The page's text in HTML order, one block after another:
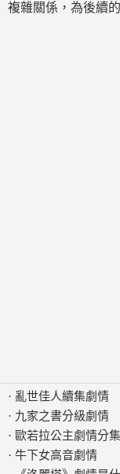
複雜關係，為後續
· 亂世佳人續集劇情
· 九家之書分級劇情
· 歐若拉公主劇情分
· 牛下女高音劇情